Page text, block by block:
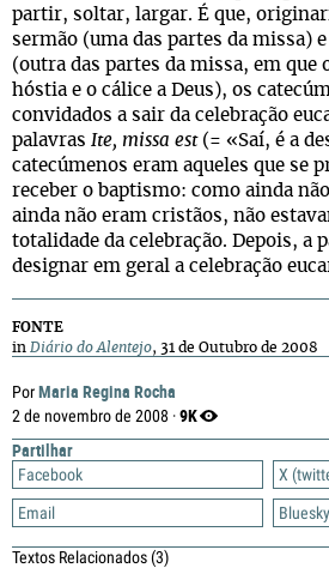
PorMaria Regina Rocha
2 de novembro de 2008 ·9K
Partilhar
Facebook
X
Email
Bluesky
Textos Relacionados(3)
partir, soltar, largar. É que,
sermão (uma das partes da missa)
(outra das partes da missa, em que
hóstia e o cálice a Deus), os
convidados a sair da celebração
palavras Ite, missa est(= «Saí, é a
catecúmenos eram aqueles que se
receber o baptismo: como ainda
ainda não eram cristãos, não
totalidade da celebração. Depois, a
designar em geral a celebração
FONTE
in Diário do Alentejo, 31 de Outubro de 2008